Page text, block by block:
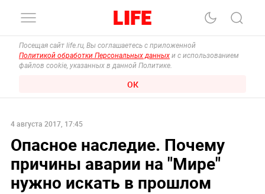
Посещая сайт life.ru, Вы соглашаетесь с приложенной
Политикой обработки Персональных данных и с использованием
файлов cookie, указанных в данной Политике.
ОК
4 августа 2017, 17:45
Опасное наследие. Почему
причины аварии на "Мире"
нужно искать в прошлом